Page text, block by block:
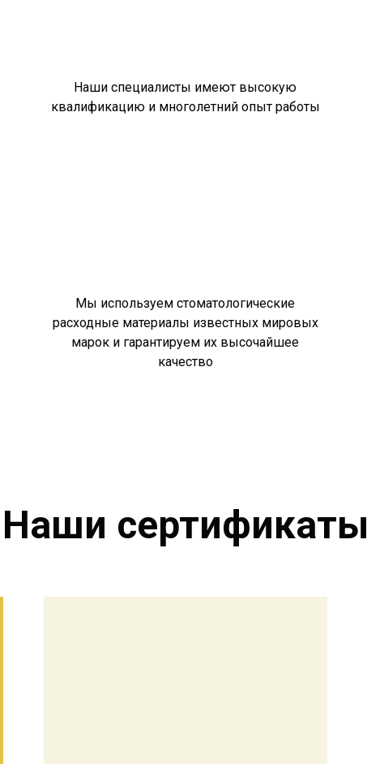
Наши специалисты имеют высокую
квалификацию и многолетний опыт работы
Мы используем стоматологические
расходные материалы известных мировых
марок и гарантируем их высочайшее
качество
Наши